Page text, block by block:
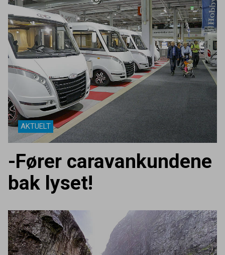
AKTUELT
-Fører caravankundene
bak lyset!